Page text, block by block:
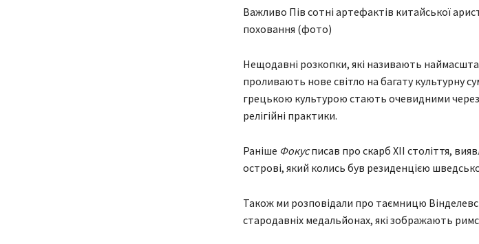
Важливо Пів сотні артефактів китайської
поховання (фото)
Нещодавні розкопки, які називають
проливають нове світло на багату культурну
грецькою культурою стають очевидними
релігійні практики.
Раніше Фокусписав про скарб XII століття,
острові, який колись був резиденцією
Також ми розповідали про таємницю
стародавніх медальйонах, які зображають